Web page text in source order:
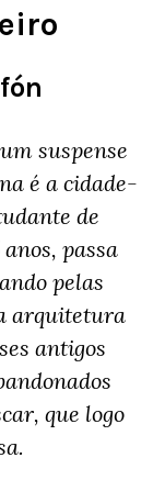
suspense
é a cidade-
de
passa
pelas
arquitetura
antigos
que logo